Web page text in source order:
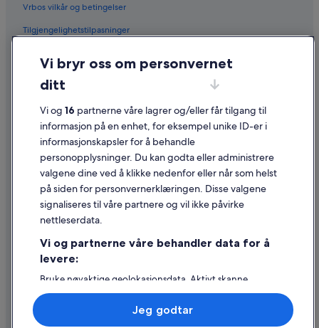
Bilutleie i Punta Cana
Bilutleie i Riviera Maya
Bilutleie i San Francisco
Bilutleie i Oahu
Bilutleie i Chicago
Leiebilselskaper i Lombardia
Leiebiler fra Alamo Rent A Car i Lombardia
Leiebiler fra Budget i Lombardia
Leiebiler fra Enterprise i Lombardia
Leiebiler fra Thrifty Car Rental i Lombardia
Leiebiler fra Avis i Lombardia
Leiebiler fra Dollar Rent A Car i Lombardia
Leiebiler fra National i Lombardia
Vrbos vilkår og betingelser
Tilgjengelighetstilpasninger
Juridisk informasjon / kontakt oss
Retningslinjer for innhold og rapportering av innhold
Hjelp
Kontakt oss
Avbestille eller endre bestillingen
Refusjonsprosessen og tidsrammer for refusjon
Internasjonale reisedokumenter
Vi bryr oss om personvernet
ditt
Vi og 16 partnerne våre lagrer og/eller får tilgang til
informasjon på en enhet, for eksempel unike ID-er i
informasjonskapsler for å behandle
personopplysninger. Du kan godta eller administrere
valgene dine ved å klikke nedenfor eller når som helst
på siden for personvernerklæringen. Disse valgene
signaliseres til våre partnere og vil ikke påvirke
nettleserdata.
Vi og partnerne våre behandler data for å
levere:
Bruke nøyaktige geolokasjonsdata. Aktivt skanne
enhetsegenskaper for identifikasjon. Lagre og/eller få
tilgang til informasjon på en enhet. Personlig tilpasset
annonsering og innhold, annonsering- og
Jeg godtar